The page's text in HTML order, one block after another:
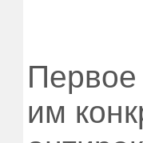
Первое
им